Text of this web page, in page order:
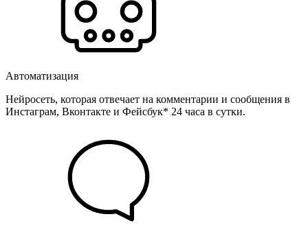
Автоматизация
Нейросеть, которая отвечает на комментарии и сообщения в
Инстаграм, Вконтакте и Фейсбук* 24 часа в сутки.